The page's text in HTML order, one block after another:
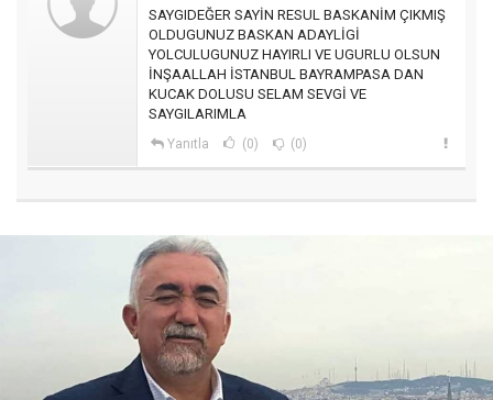
SAYGIDEĞER SAYİN RESUL BASKANİM ÇIKMIŞ
OLDUGUNUZ BASKAN ADAYLİGİ
YOLCULUGUNUZ HAYIRLI VE UGURLU OLSUN
İNŞAALLAH İSTANBUL BAYRAMPASA DAN
KUCAK DOLUSU SELAM SEVGİ VE
SAYGILARIMLA
Yanıtla (0) (0)